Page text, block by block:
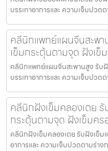
บรรเทาอาการและ ความเจ็บปว
คลีนิกแพทย์แผนจีนสะพา
เข็มกระตุ้นตามจุด ฝังเ
คลีนิกแพทย์แผนจีนสะพานสูง รับ
บรรเทาอาการและ ความเจ็บปว
คลีนิกฝังเข็มคลองเตย รั
กระตุ้นตามจุด ฝังเข็มค
คลีนิกฝังเข็มคลองเตย รับฝังเข็ม
อาการและ ความเจ็บปวดตามร่า